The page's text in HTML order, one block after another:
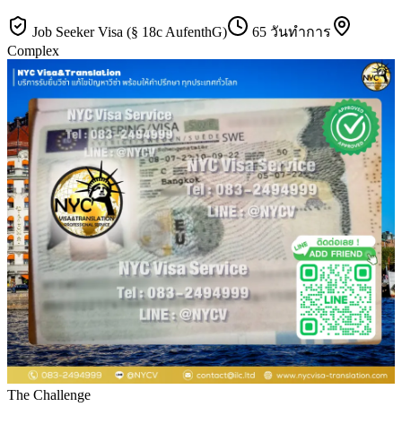
Job Seeker Visa (§ 18c AufenthG)
65 วันทำการ
Complex
The Challenge